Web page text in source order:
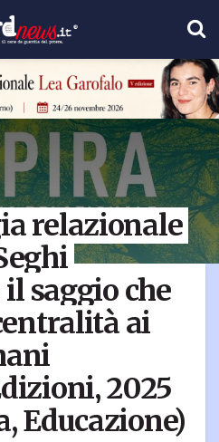
relazionale
saggio che
ai
2025
Educazione)